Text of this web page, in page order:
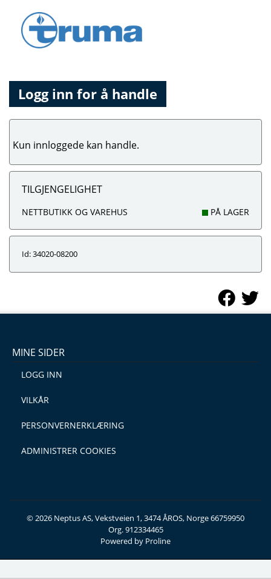
Logg inn for å handle
Kun innloggede kan handle.
TILGJENGELIGHET
NETTBUTIKK OG VAREHUS PÅ LAGER
Id: 34020-08200
MINE SIDER
LOGG INN
VILKÅR
PERSONVERNERKLÆRING
ADMINISTRER COOKIES
© 2026 Neptus AS, Vekstveien 1, 3474 ÅROS, Norge 66759950
Org. 912334465
Powered by Proline